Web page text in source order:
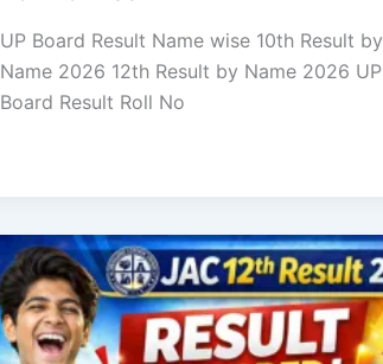
UP Board Result Name wise 10th Result by
Name 2026 12th Result by Name 2026 UP
Board Result Roll No